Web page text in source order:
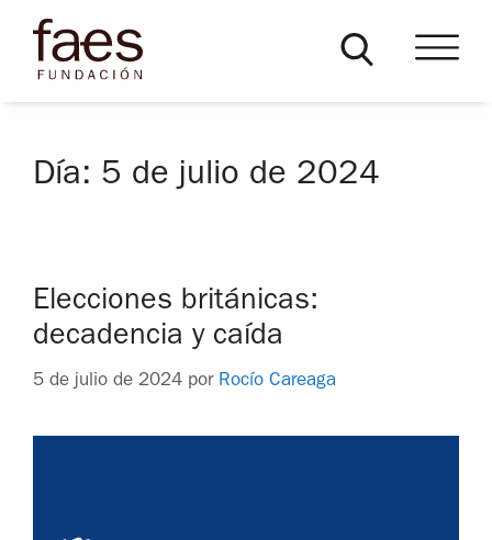
Día: 5 de julio de 2024
Elecciones británicas:
decadencia y caída
5 de julio de 2024 por Rocío Careaga